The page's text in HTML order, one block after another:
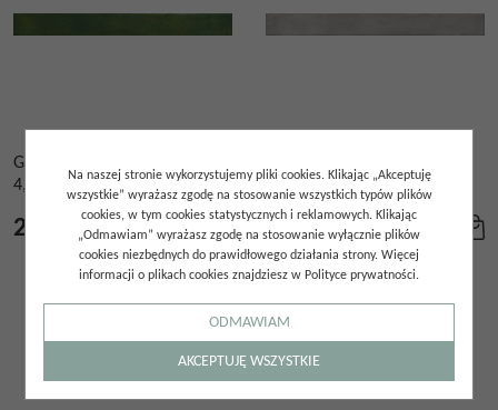
GRES COLORS GREEN BRICK
4,8X45
235.00zł /m²
BRICK 4,8X45
235.00zł/m²
Na naszej stronie wykorzystujemy pliki cookies. Klikając „Akceptuję
wszystkie” wyrażasz zgodę na stosowanie wszystkich typów plików
cookies, w tym cookies statystycznych i reklamowych. Klikając
„Odmawiam” wyrażasz zgodę na stosowanie wyłącznie plików
cookies niezbędnych do prawidłowego działania strony. Więcej
informacji o plikach cookies znajdziesz w Polityce prywatności.
ODMAWIAM
AKCEPTUJĘ WSZYSTKIE